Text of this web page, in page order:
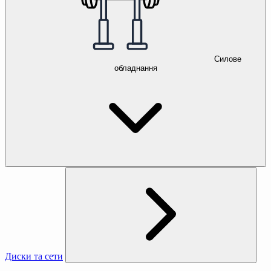
Силове
обладнання
Диски та сети